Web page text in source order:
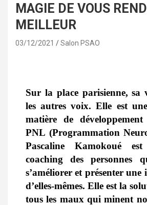
MAGIE DE VOUS
MEILLEUR
03/12/2021 Salon PSAO
Sur la place parisienne, sa
les autres voix. Elle est
matière de
PNL (Programmation
Pascaline Kamokoué
coaching des personnes
s’améliorer et présenter une
d’elles-mêmes. Elle est la
tous les maux qui minent